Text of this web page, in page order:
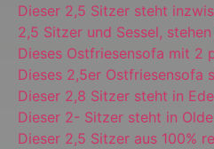
Dieser 2,5 Sitzer steht
2,5 Sitzer und Sessel,
Dieses Ostfriesensofa mit 2
Dieses 2,5er Ostfriesensofa
Dieser 2,8 Sitzer steht in
Dieser 2- Sitzer steht in
Dieser 2,5 Sitzer aus 100%